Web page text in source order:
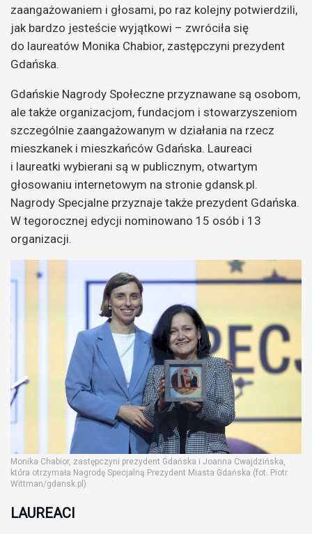
zaangażowaniem i głosami, po raz kolejny potwierdzili,
jak bardzo jesteście wyjątkowi – zwróciła się
do laureatów Monika Chabior, zastępczyni prezydent
Gdańska.
Gdańskie Nagrody Społeczne przyznawane są osobom,
ale także organizacjom, fundacjom i stowarzyszeniom
szczególnie zaangażowanym w działania na rzecz
mieszkanek i mieszkańców Gdańska. Laureaci
i laureatki wybierani są w publicznym, otwartym
głosowaniu internetowym na stronie gdansk.pl.
Nagrody Specjalne przyznaje także prezydent Gdańska.
W tegorocznej edycji nominowano 15 osób i 13
organizacji.
Monika Chabior, zastępczyni prezydent Gdańska i Joanna Cwajdzińska,
która otrzymała Nagrodę Specjalną Prezydent Miasta Gdańska (fot. Piotr
Wittman/gdansk.pl)
LAUREACI